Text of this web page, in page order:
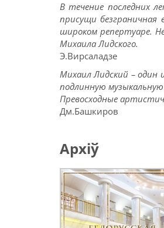
В течение последних
присущи
широком репертуаре.
Михаила Лидского.
Э.Вирсаладзе
Михаил Лидский – один
подлинную
Превосходные
Дм.Башкиров
Архіў